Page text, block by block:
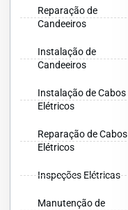
Reparação de
Candeeiros
Instalação de
Candeeiros
Instalação de Cabos
Elétricos
Reparação de Cabos
Elétricos
Inspeções Elétricas
Manutenção de